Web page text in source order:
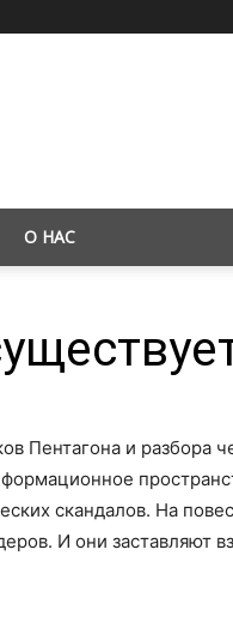
О НАС
Пентагона и разбора
скандалов. На
И они заставляют